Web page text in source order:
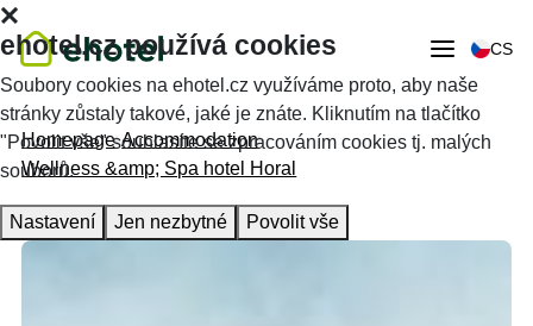
CS
Homepage Accommodation
Wellness &amp; Spa hotel Horal
ehotel.cz používá cookies
Soubory cookies na ehotel.cz využíváme proto, aby naše
stránky zůstaly takové, jaké je znáte. Kliknutím na tlačítko
"Povolit vše" souhlasíte se zpracováním cookies tj. malých
souborů.
Nastavení Jen nezbytné Povolit vše